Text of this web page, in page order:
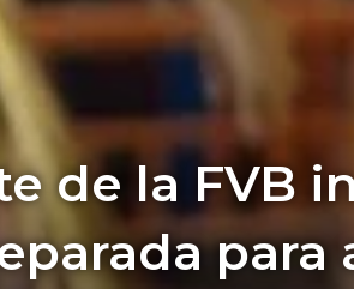
de la FVB
para